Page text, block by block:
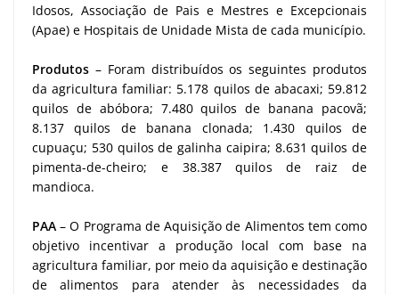
Idosos, Associação de Pais e Mestres e Excepcionais
(Apae) e Hospitais de Unidade Mista de cada município.
Produtos – Foram distribuídos os seguintes produtos
da agricultura familiar: 5.178 quilos de abacaxi; 59.812
quilos de abóbora; 7.480 quilos de banana pacovã;
8.137 quilos de banana clonada; 1.430 quilos de
cupuaçu; 530 quilos de galinha caipira; 8.631 quilos de
pimenta-de-cheiro; e 38.387 quilos de raiz de
mandioca.
PAA– O Programa de Aquisição de Alimentos tem como
objetivo incentivar a produção local com base na
agricultura familiar, por meio da aquisição e destinação
de alimentos para atender às necessidades da